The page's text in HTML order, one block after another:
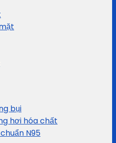
bụi
hơi hóa chất
N95